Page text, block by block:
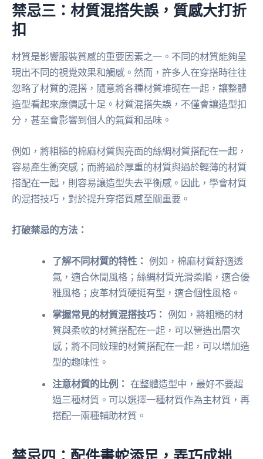
禁忌三：材質混搭失誤，質感大打折
扣
材質是影響服裝質感的重要因素之一。不同的材質能夠呈
現出不同的視覺效果和觸感。然而，許多人在穿搭時往往
忽略了材質的混搭，隨意將各種材質堆砌在一起，讓整體
造型看起來廉價感十足。材質混搭失誤，不僅會讓造型扣
分，甚至會影響到個人的氣質和品味。
例如，將粗糙的棉麻材質與亮面的絲綢材質搭配在一起，
容易產生衝突感；而將過於厚重的材質與過於輕薄的材質
搭配在一起，則容易讓造型失去平衡感。因此，學會材質
的混搭技巧，對於提升穿搭質感至關重要。
打破禁忌的方法：
了解不同材質的特性： 例如，棉麻材質舒適透
氣，適合休閒風格；絲綢材質光滑柔順，適合優
雅風格；皮革材質硬挺有型，適合個性風格。
掌握常見的材質混搭技巧： 例如，將粗糙的材
質與柔軟的材質搭配在一起，可以營造出層次
感；將不同紋理的材質搭配在一起，可以增加造
型的趣味性。
注意材質的比例： 在整體造型中，最好不要超
過三種材質。可以選擇一種材質作為主材質，再
搭配一兩種輔助材質。